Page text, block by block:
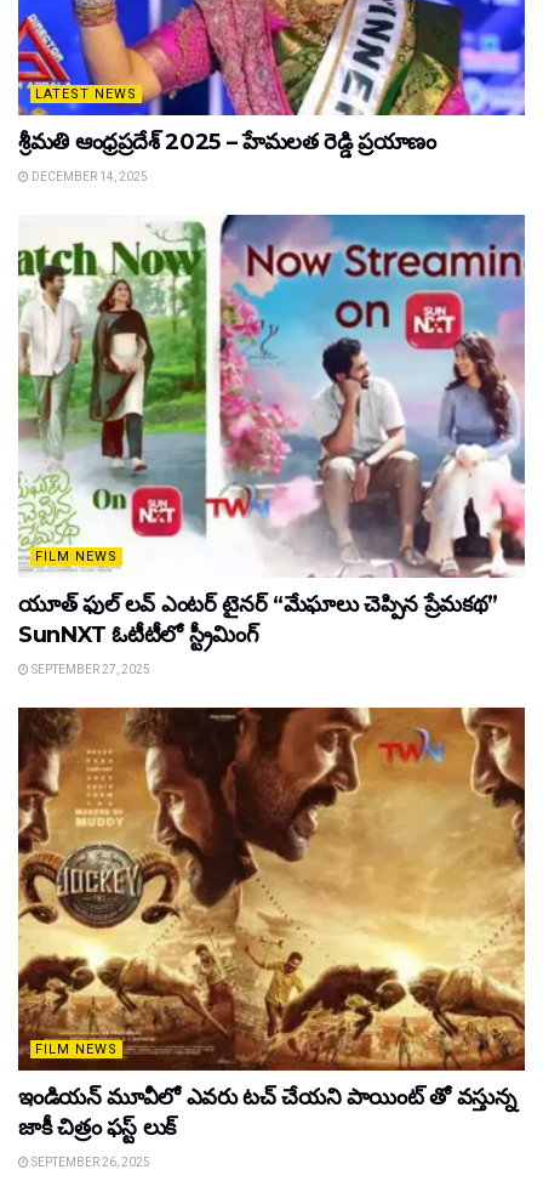
LATEST NEWS
శ్రీమతి ఆంధ్రప్రదేశ్ 2025 – హేమలత రెడ్డి ప్రయాణం
DECEMBER 14, 2025
FILM NEWS
యూత్ ఫుల్ లవ్ ఎంటర్ టైనర్ “మేఘాలు చెప్పిన ప్రేమకథ”
SunNXT ఓటీటీలో స్ట్రీమింగ్
SEPTEMBER 27, 2025
FILM NEWS
ఇండియన్ మూవీలో ఎవరు టచ్ చేయని పాయింట్ తో వస్తున్న
జాకీ చిత్రం ఫస్ట్ లుక్
SEPTEMBER 26, 2025